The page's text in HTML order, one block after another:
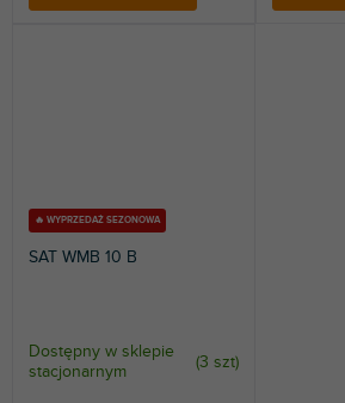
🔥 WYPRZEDAŻ SEZONOWA
SAT WMB 10 B
Dostępny w sklepie
stacjonarnym
(3 szt)